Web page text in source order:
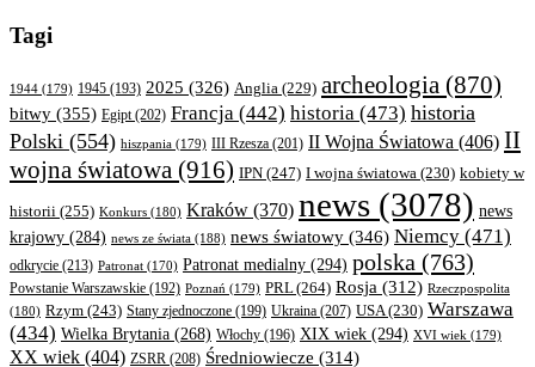
Tagi
1944 (179) 1945 (193) 2025 (326) Anglia (229) archeologia (870)
bitwy (355) Egipt(202) Francja (442) historia (473) historia
Polski (554) hiszpania (179) III Rzesza (201) II Wojna Światowa (406) II
wojna światowa (916) IPN (247) I wojna światowa (230) kobiety w
historii (255) Konkurs (180) Kraków (370) news (3078) news
krajowy (284) news ze świata (188) news światowy (346) Niemcy (471)
odkrycie (213) Patronat (170) Patronat medialny (294) polska (763)
Powstanie Warszawskie (192) Poznań (179) PRL(264) Rosja (312) Rzeczpospolita
(180) Rzym (243) Stany zjednoczone (199) Ukraina (207) USA(230) Warszawa
(434) Wielka Brytania (268) Włochy (196) XIX wiek (294) XVI wiek (179)
XX wiek (404) ZSRR (208) Średniowiecze (314)